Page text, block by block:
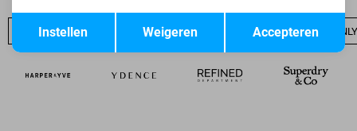
ONLY SALE ONLY BASICS NIEUW ONLY T-SHIRTS
Terug Opslaan
Accepteren
Weigeren
Instellen